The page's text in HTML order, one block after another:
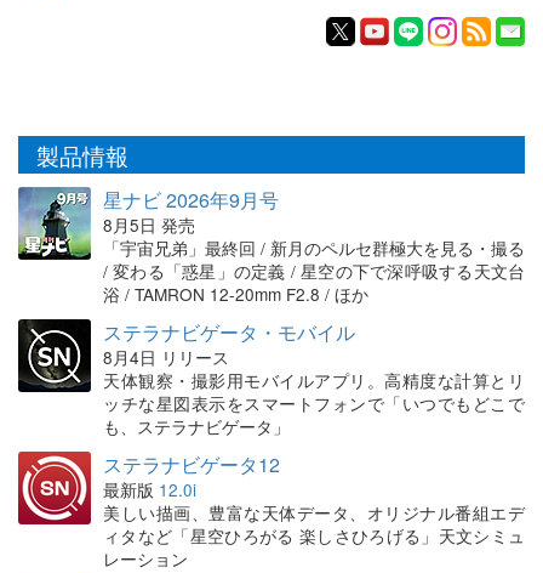
製品情報
星ナビ 2026年9月号
8月5日 発売
「宇宙兄弟」最終回 / 新月のペルセ群極大を見る・撮る
/ 変わる「惑星」の定義 / 星空の下で深呼吸する天文台
浴 / TAMRON 12-20mm F2.8 / ほか
ステラナビゲータ・モバイル
8月4日 リリース
天体観察・撮影用モバイルアプリ。高精度な計算とリ
ッチな星図表示をスマートフォンで「いつでもどこで
も、ステラナビゲータ」
ステラナビゲータ12
最新版 12.0i
美しい描画、豊富な天体データ、オリジナル番組エデ
ィタなど「星空ひろがる 楽しさひろげる」天文シミュ
レーション